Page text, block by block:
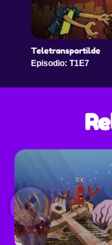
Teletransportilde
Episodio: T1E7